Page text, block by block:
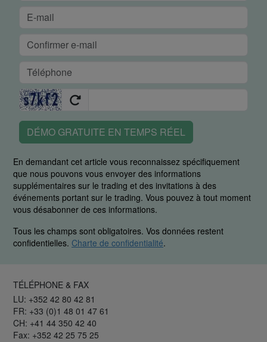
DÉMO GRATUITE EN TEMPS RÉEL
En demandant cet article vous reconnaissez spécifiquement
que nous pouvons vous envoyer des informations
supplémentaires sur le trading et des invitations à des
événements portant sur le trading. Vous pouvez à tout moment
vous désabonner de ces informations.
Tous les champs sont obligatoires. Vos données restent
confidentielles. Charte de confidentialité.
TÉLÉPHONE & FAX
LU: +352 42 80 42 81
FR: +33 (0)1 48 01 47 61
CH: +41 44 350 42 40
Fax: +352 42 25 75 25